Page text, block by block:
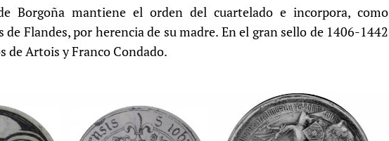
Borgoña mantiene el orden del cuartelado e incorpora, como
de Flandes, por herencia de su madre. En el gran sello de 1406-1442
de Artois y Franco Condado.